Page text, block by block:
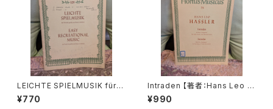
LEICHTE SPIELMUSIK für V
iola da gamba Basso conti
nuo【著者：Schenk, Marais】
¥770
Intraden 【著者：Hans Leo H
assler】出版社：BÄRENREITE
R KASSEL 1951年
¥990